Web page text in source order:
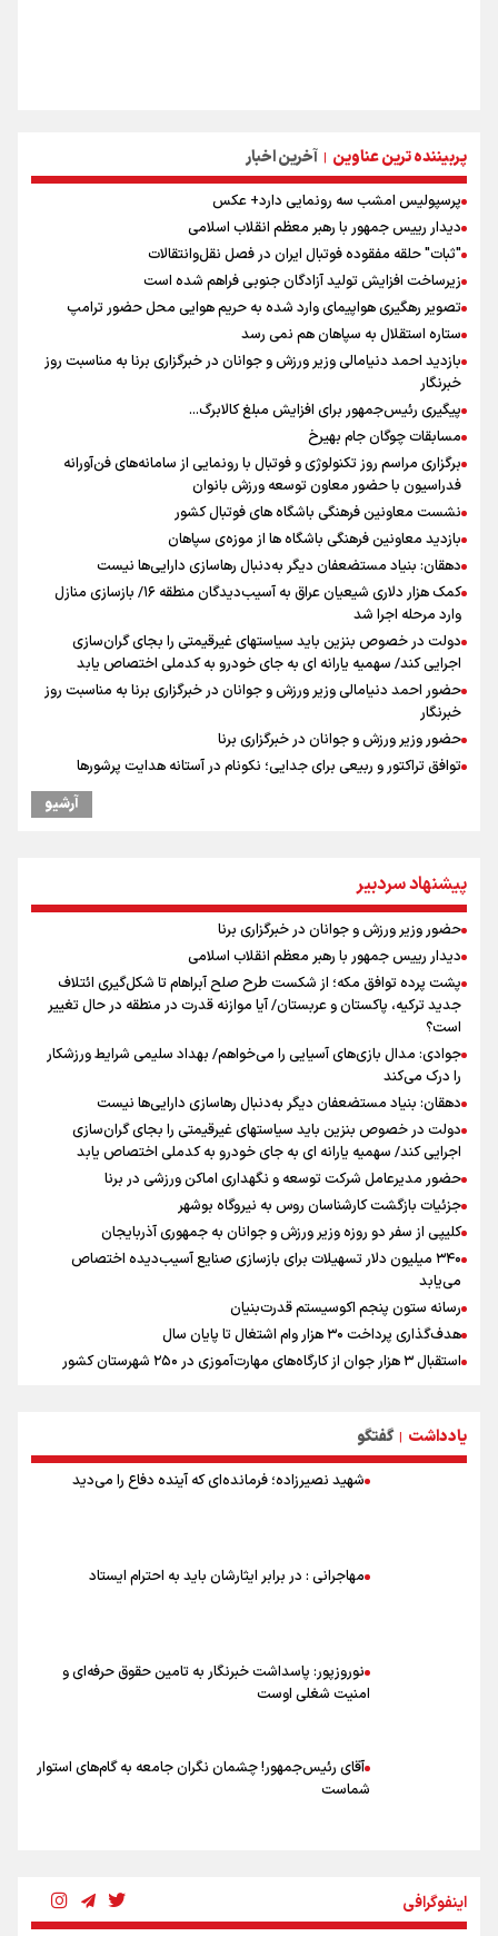
پربیننده ترین عناوین | آخرین اخبار
پرسپولیس امشب سه رونمایی دارد+ عکس
دیدار رییس جمهور با رهبر معظم انقلاب اسلامی
"ثبات" حلقه مفقوده فوتبال ایران در فصل نقل‌وانتقالات
زیرساخت افزایش تولید آزادگان جنوبی فراهم شده است
تصویر رهگیری هواپیمای وارد شده به حریم هوایی محل حضور ترامپ
ستاره استقلال به سپاهان هم نمی رسد
بازدید احمد دنیامالی وزیر ورزش و جوانان در خبرگزاری برنا به مناسبت روز
خبرنگار
پیگیری رئیس‌جمهور برای افزایش مبلغ کالابرگ...
مسابقات چوگان جام بهیرخ
برگزاری مراسم روز تکنولوژی و فوتبال با رونمایی از سامانه‌های فن‌آورانه
فدراسیون با حضور معاون توسعه ورزش بانوان
نشست معاونین فرهنگی باشگاه های فوتبال کشور
بازدید معاونین فرهنگی باشگاه ها از موزه‌ی سپاهان
دهقان: بنیاد مستضعفان دیگر به‌دنبال رهاسازی دارایی‌ها نیست
کمک هزار دلاری شیعیان عراق به آسیب‌دیدگان منطقه ۱۶/ بازسازی منازل
وارد مرحله اجرا شد
دولت در خصوص بنزین باید سیاستهای غیرقیمتی را بجای گران‌سازی
اجرایی کند/ سهمیه یارانه ای به جای خودرو به کدملی اختصاص یابد
حضور احمد دنیامالی وزیر ورزش و جوانان در خبرگزاری برنا به مناسبت روز
خبرنگار
حضور وزیر ورزش و جوانان در خبرگزاری برنا
توافق تراکتور و ربیعی برای جدایی؛ نکونام در آستانه هدایت پرشورها
کریمی در خصوص شایعات عدم اجازه مربیگری نکونام: هر کسی گفته نظر
مجرد در کشور داریم
نکونام: چند روز یکبار تماشاگران امکان حضور در تمرینات خواهند داشت
از چتر هسته‌ای پاکستان تا نفوذ ترکیه/ توافق مکه چگونه کمربند امنیتی
عربستان را تقویت می‌کند؟
پاسخ منفی مجیدی، نکونام را سرمربی کرد؛ ماجرای عجیب نیمکت تراکتور
بازدهی اوراق دولتی در آستانه ۴۰ درصد/ سیگنال هشدار به بازار پول و
سرمایه
آرشیو
پیشنهاد سردبیر
حضور وزیر ورزش و جوانان در خبرگزاری برنا
دیدار رییس جمهور با رهبر معظم انقلاب اسلامی
پشت پرده توافق مکه؛ از شکست طرح صلح آبراهام تا شکل‌گیری ائتلاف
جدید ترکیه، پاکستان و عربستان/ آیا موازنه قدرت در منطقه در حال تغییر
است؟
جوادی: مدال بازی‌های آسیایی را می‌خواهم/ بهداد سلیمی شرایط ورزشکار
را درک می‌کند
دهقان: بنیاد مستضعفان دیگر به‌دنبال رهاسازی دارایی‌ها نیست
دولت در خصوص بنزین باید سیاستهای غیرقیمتی را بجای گران‌سازی
اجرایی کند/ سهمیه یارانه ای به جای خودرو به کدملی اختصاص یابد
حضور مدیرعامل شرکت توسعه و نگهداری اماکن ورزشی در برنا
جزئیات بازگشت کارشناسان روس به نیروگاه بوشهر
کلیپی از سفر دو روزه وزیر ورزش و جوانان به جمهوری آذربایجان
۳۴۰ میلیون دلار تسهیلات برای بازسازی صنایع آسیب‌دیده اختصاص
می‌یابد
رسانه ستون پنجم اکوسیستم قدرت‌بنیان
هدف‌گذاری پرداخت ۳۰ هزار وام اشتغال تا پایان سال
استقبال ۳ هزار جوان از کارگاه‌های مهارت‌آموزی در ۲۵۰ شهرستان کشور
آمریکاست و ارتباطی به مذاکرات ایران و عمان ندارد
علت نامگذاری ۱۷ مرداد به عنوان روز خبرنگار چیست؟
ورود مواد آلاینده به منابع آب از نگرانی‌های جدی دوران جنگ است/ خطر از
یادداشت | گفتگو
شهید نصیرزاده؛ فرمانده‌ای که آینده دفاع را می‌دید
مهاجرانی : در برابر ایثارشان باید به احترام ایستاد
نوروزپور: پاسداشت خبرنگار به تامین حقوق حرفه‌ای و
امنیت شغلی اوست
آقای رئیس‌جمهور! چشمان نگران جامعه به گام‌های استوار
شماست
اینفوگرافی